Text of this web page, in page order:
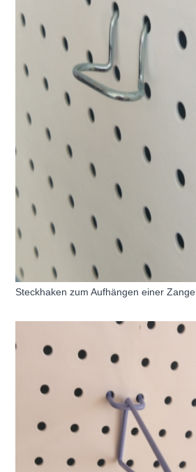
Steckhaken zum Aufhängen einer Zange